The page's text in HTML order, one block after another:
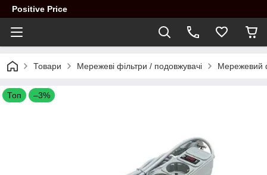
Positive Price
Товари Мережеві фільтри / подовжувачі Мережевий
Топ –3%